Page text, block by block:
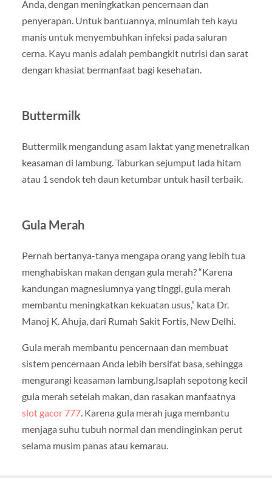
Anda, dengan meningkatkan pencernaan dan
penyerapan. Untuk bantuannya, minumlah teh kayu
manis untuk menyembuhkan infeksi pada saluran
cerna. Kayu manis adalah pembangkit nutrisi dan sarat
dengan khasiat bermanfaat bagi kesehatan.
Buttermilk
Buttermilk mengandung asam laktat yang menetralkan
keasaman di lambung. Taburkan sejumput lada hitam
atau 1 sendok teh daun ketumbar untuk hasil terbaik.
Gula Merah
Pernah bertanya-tanya mengapa orang yang lebih tua
menghabiskan makan dengan gula merah? “Karena
kandungan magnesiumnya yang tinggi, gula merah
membantu meningkatkan kekuatan usus,” kata Dr.
Manoj K. Ahuja, dari Rumah Sakit Fortis, New Delhi.
Gula merah membantu pencernaan dan membuat
sistem pencernaan Anda lebih bersifat basa, sehingga
mengurangi keasaman lambung.Isaplah sepotong kecil
gula merah setelah makan, dan rasakan manfaatnya
slot gacor 777. Karena gula merah juga membantu
menjaga suhu tubuh normal dan mendinginkan perut
selama musim panas atau kemarau.